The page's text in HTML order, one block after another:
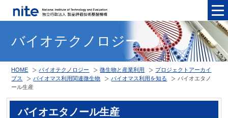
バイオテクノロジー
HOME バイオテクノロジー 微生物と産業利用
プロジェクトアーカイ
ブス
バイオマス利用関連微生物 バイオマス利用を知る
バイオエタノ
ール生産
バイオエタノール生産